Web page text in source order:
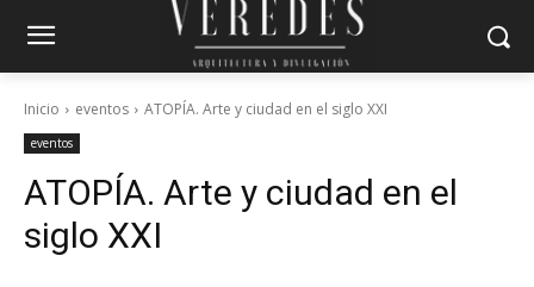
Inicio eventos ATOPÍA. Arte y ciudad en el siglo XXI
eventos
ATOPÍA. Arte y ciudad en el
siglo XXI